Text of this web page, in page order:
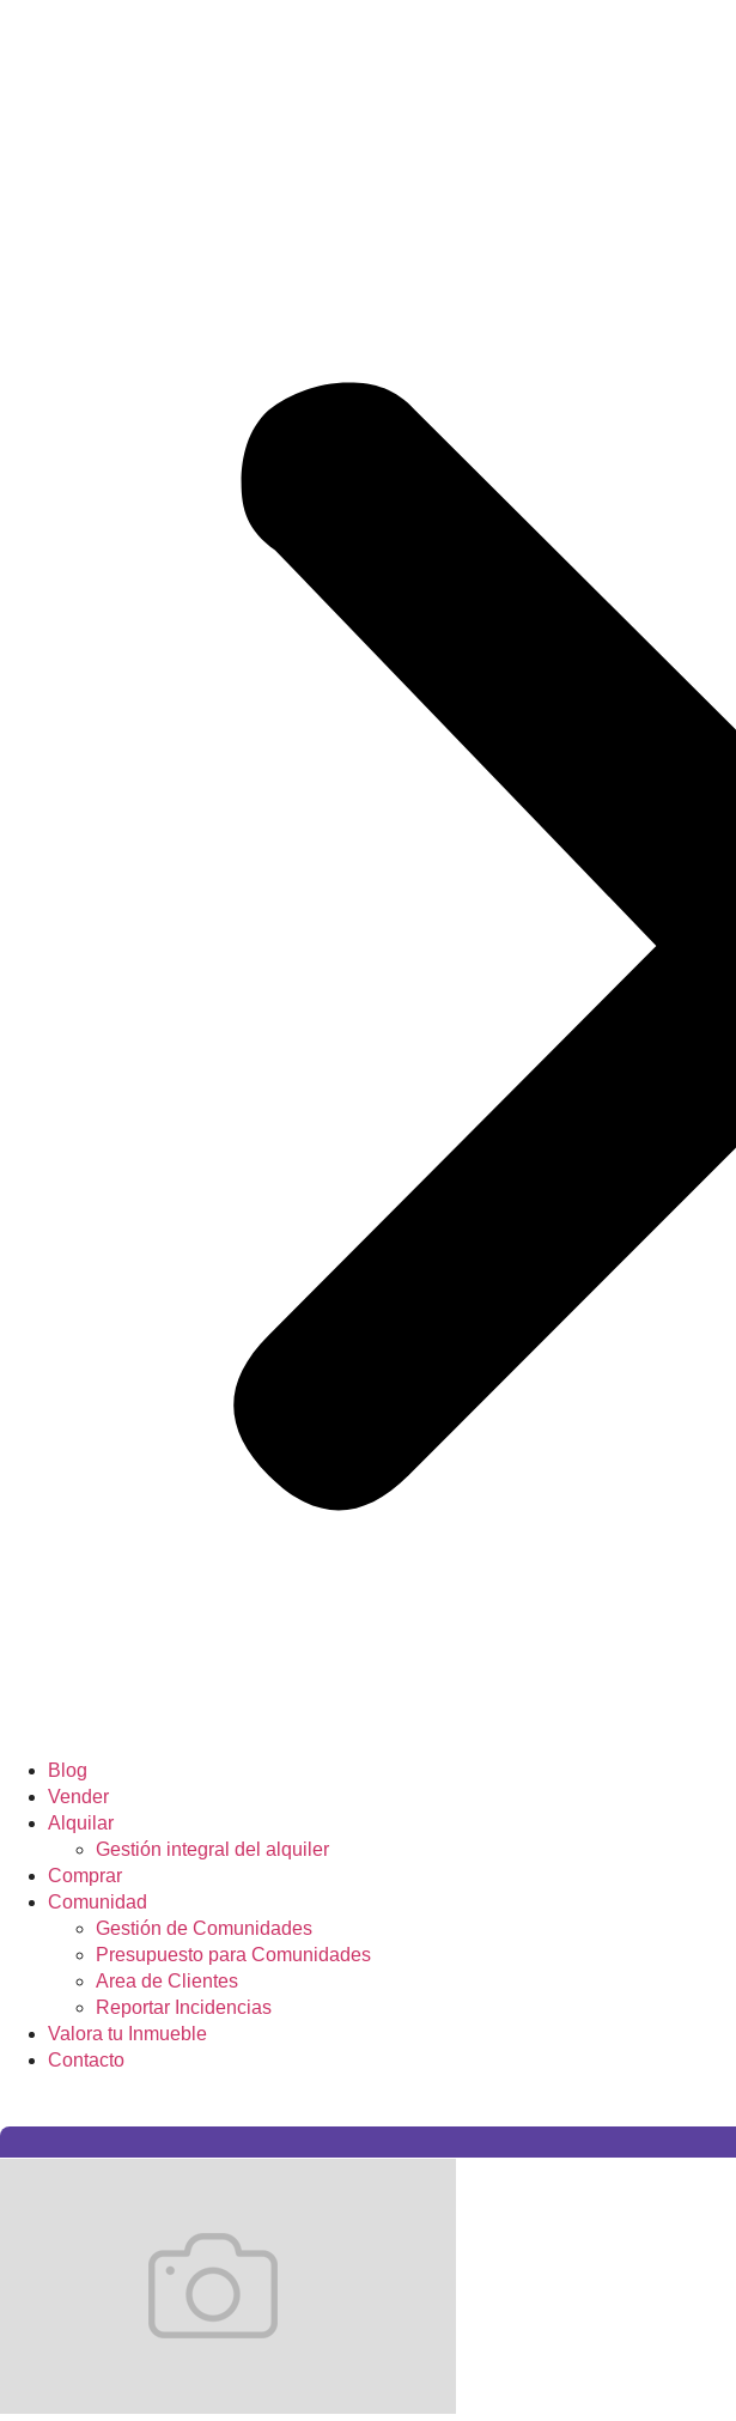
Blog
Vender
Alquilar
Gestión integral del alquiler
Comprar
Comunidad
Gestión de Comunidades
Presupuesto para Comunidades
Area de Clientes
Reportar Incidencias
Valora tu Inmueble
Contacto